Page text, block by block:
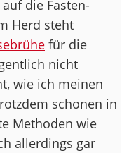
die Fasten-
Herd steht
für die
nicht
wie ich meinen
schonen in
Methoden wie
allerdings gar